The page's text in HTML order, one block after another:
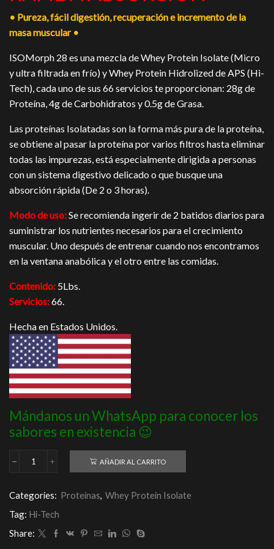
• Pureza, fácil digestión, recuperación e incremento de la
masa muscular •
ISOMorph 28 es una mezcla de Whey Protein Isolate (Micro
y ultra filtrada en frío) y Whey Protein Hidrolized de APS (Hi-
Tech), cada uno de sus 66 servicios te proporcionan: 28g de
Proteína, 4g de Carbohidratos y 0.5g de Grasa.
Las proteínas Isolatadas son la forma más pura de la proteína,
se obtiene al pasar la proteína por varios filtros hasta eliminar
todas las impurezas, está especialmente dirigida a personas
con un sistema digestivo delicado o que busque una
absorción rápida (De 2 o 3 horas).
Modo de uso:Se recomienda ingerir de 2 batidos diarios para
suministrar los nutrientes necesarios para el crecimiento
muscular. Uno después de entrenar cuando nos encontramos
en la ventana anabólica y el otro entre las comidas.
Contenido: 5Lbs.
Servicios:66.
Hecha en Estados Unidos.
Mándanos un WhatsApp para conocer los
sabores en existencia 😉
ISOMorph
5Lbs
cantidad
AÑADIR AL CARRITO
Categories: Proteínas, Whey Protein Isolate
Tag: Hi-Tech
Share: